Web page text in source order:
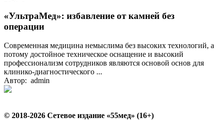
«УльтраМед»: избавление от камней без
операции
Современная медицина немыслима без высоких технологий, а
потому достойное техническое оснащение и высокий
профессионализм сотрудников являются основой основ для
клинико-диагностического ...
Автор: admin
© 2018-2026 Сетевое издание «55мед» (16+)